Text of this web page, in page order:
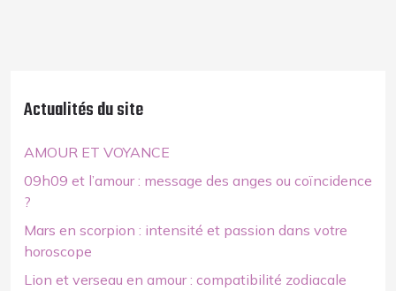
Actualités du site
AMOUR ET VOYANCE
09h09 et l’amour : message des anges ou coïncidence
?
Mars en scorpion : intensité et passion dans votre
horoscope
Lion et verseau en amour : compatibilité zodiacale